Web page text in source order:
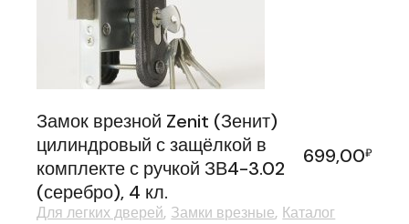
Замок врезной Zenit (Зенит)
цилиндровый с защёлкой в
комплекте с ручкой ЗВ4-3.02
(серебро), 4 кл.
699,00₽
Для легких дверей Замки врезные Каталог